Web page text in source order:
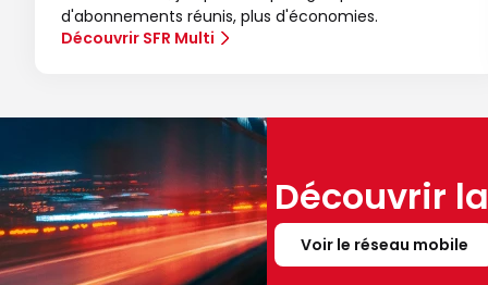
d'abonnements réunis, plus d'économies.
Découvrir SFR Multi
Découvrir
Voir le réseau mobile